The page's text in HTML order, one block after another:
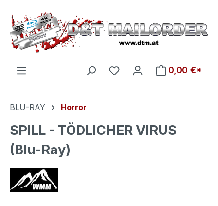
Zum Hauptinhalt springen
Du hast 0 Produkte auf
0,00 €*
BLU-RAY Horror
SPILL - TÖDLICHER VIRUS
(Blu-Ray)